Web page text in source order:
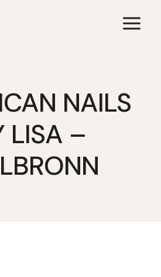
NAILS
LISA –